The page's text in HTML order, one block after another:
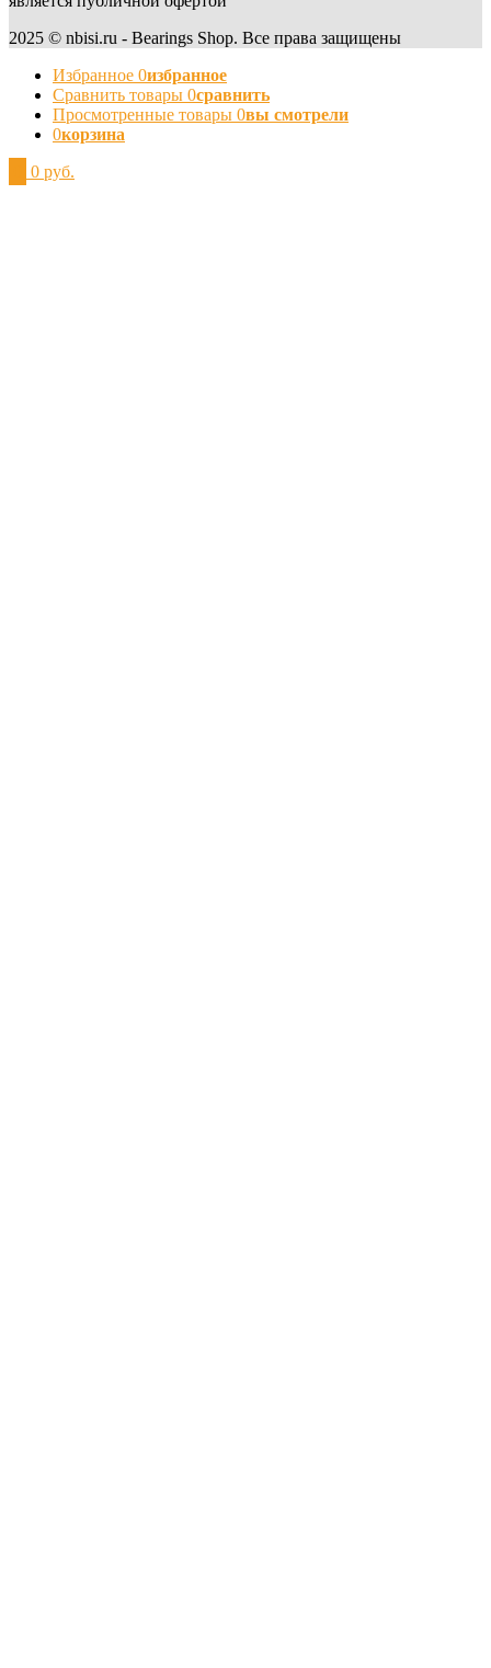
2025 © nbisi.ru - Bearings Shop. Все права защищены
Избранное 0избранное
Сравнить товары 0сравнить
Просмотренные товары 0вы смотрели
0корзина
0 руб.